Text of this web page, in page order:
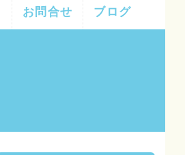
お問合せ ブログ